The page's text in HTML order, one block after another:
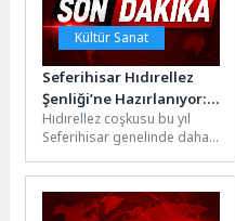
Kültür Sanat
Seferihisar Hıdırellez
Şenliği’ne Hazırlanıyor:
“Bahar Coşkusu” üç
noktada aynı anda
yaşanacak
Hıdırellez coşkusu bu yıl
Seferihisar genelinde daha
kutlanacak. Seferihisar
Belediyesi öncülüğünde
düzenlenen geleneksel...